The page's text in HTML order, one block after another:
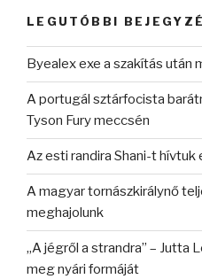
LEGUTÓBBI
Byealex exe a szakítás után
A portugál sztárfocista
Tyson Fury meccsén
Az esti randira Shani-t hívtuk
A magyar tornászkirálynő
meghajolunk
„A jégről a strandra” – Jutta
meg nyári formáját